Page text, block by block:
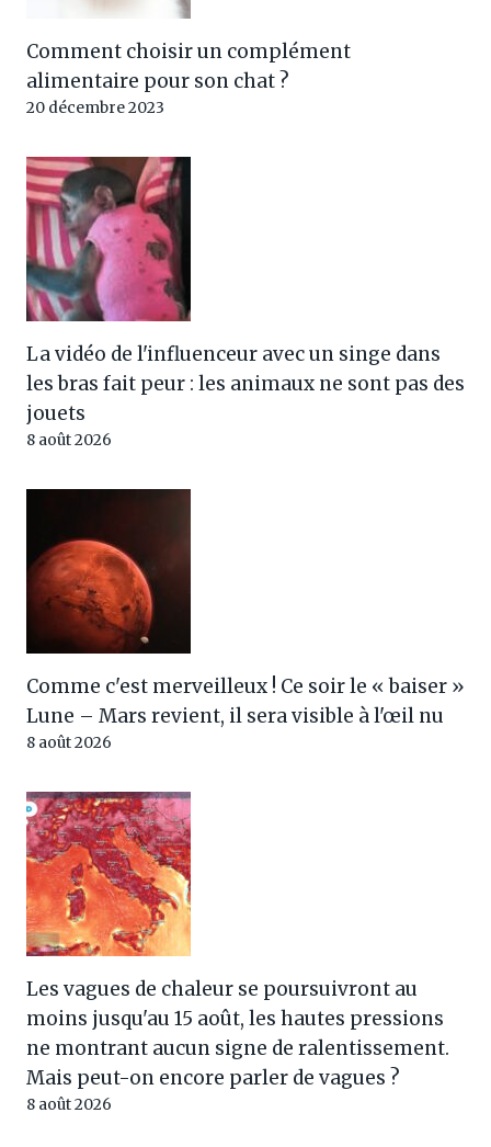
Comment choisir un complément
alimentaire pour son chat ?
20 décembre 2023
La vidéo de l'influenceur avec un singe dans
les bras fait peur : les animaux ne sont pas des
jouets
8 août 2026
Comme c'est merveilleux ! Ce soir le « baiser »
Lune – Mars revient, il sera visible à l'œil nu
8 août 2026
Les vagues de chaleur se poursuivront au
moins jusqu'au 15 août, les hautes pressions
ne montrant aucun signe de ralentissement.
Mais peut-on encore parler de vagues ?
8 août 2026